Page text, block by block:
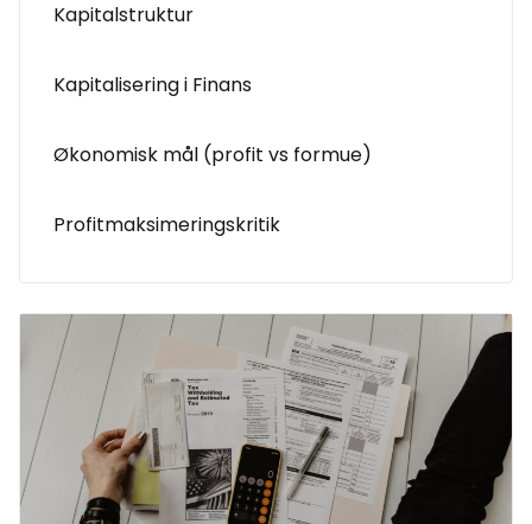
Kapitalstruktur
Kapitalisering i Finans
Økonomisk mål (profit vs formue)
Profitmaksimeringskritik